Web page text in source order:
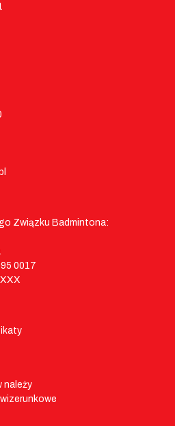
Związku Badmintona:
0017
należy